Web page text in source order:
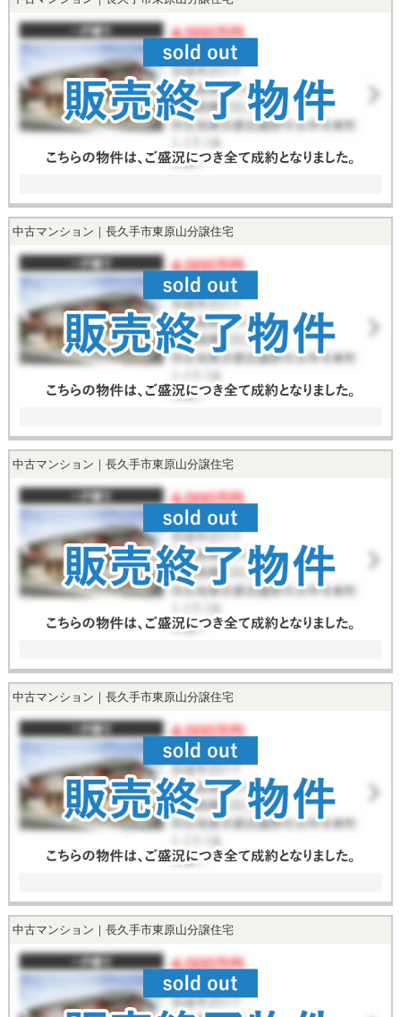
中古マンション｜長久手市東原山分譲住宅
中古マンション｜長久手市東原山分譲住宅
中古マンション｜長久手市東原山分譲住宅
中古マンション｜長久手市東原山分譲住宅